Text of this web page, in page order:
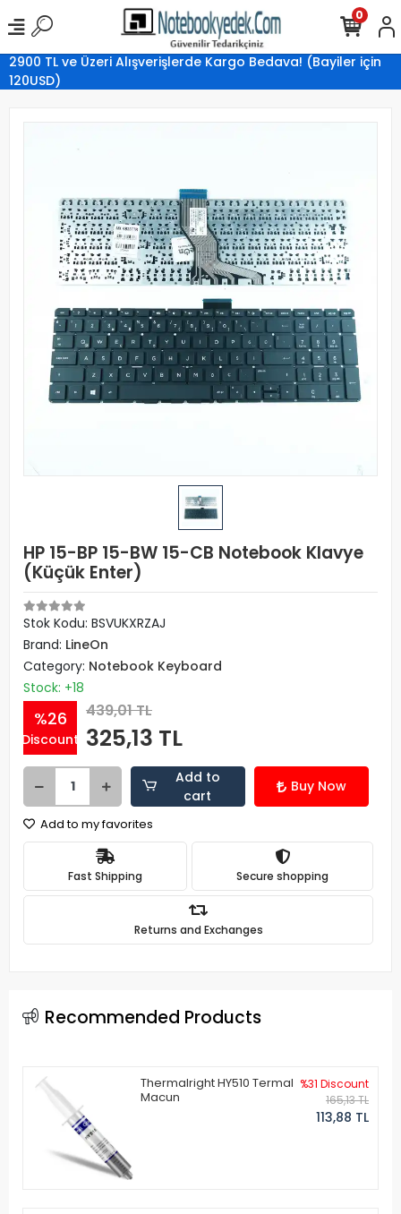
2900 TL ve Üzeri Alışverişlerde Kargo Bedava! (Bayiler için
120USD)
0
HP 15-BP 15-BW 15-CB Notebook Klavye
(Küçük Enter)
Stok Kodu: BSVUKXRZAJ
Brand: LineOn
Category: Notebook Keyboard
Stock: +18
%26
Discount
439,01 TL
325,13 TL
Add to
cart
Buy Now
Add to my favorites
Fast Shipping Secure shopping
Returns and Exchanges
Recommended Products
Thermalright HY510 Termal
Macun
%31 Discount
165,13 TL
113,88 TL